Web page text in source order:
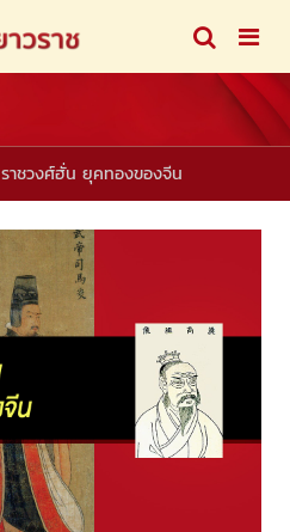
ราชวงศ์ฮั่น ยุคทองของจีน